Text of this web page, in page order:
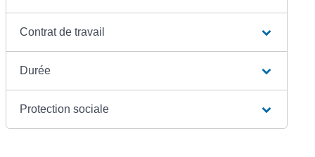
Contrat de travail
Durée
Protection sociale